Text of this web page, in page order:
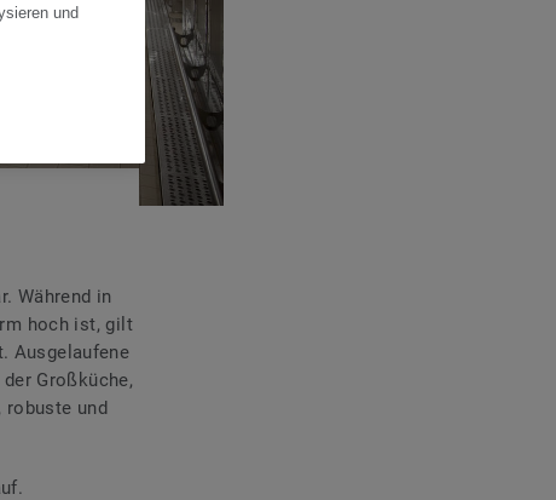
Während in
hoch ist, gilt
Ausgelaufene
Großküche,
robuste und
und